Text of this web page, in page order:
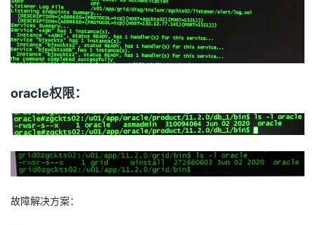
的
课
程
我
的
认
证
我
的
实
验
我
的
收
藏
技
术
支
持
的
云
声
建
议
oracle权限：
故障解决方案：